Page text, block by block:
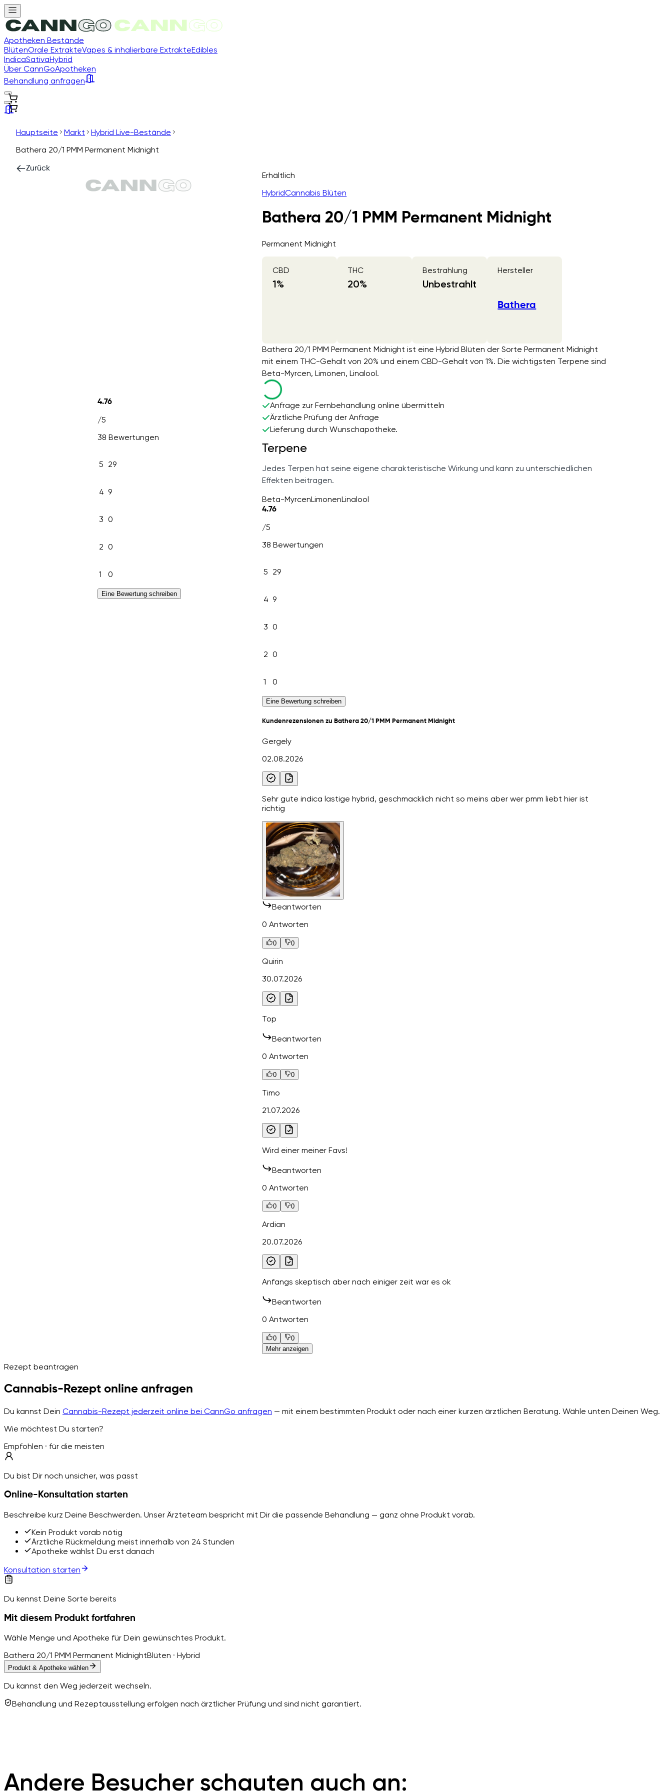
Apotheken Bestände
BlütenOrale ExtrakteVapes & inhalierbare ExtrakteEdibles
IndicaSativaHybrid
Über CannGoApotheken
Behandlung anfragen
Hauptseite Markt
Hybrid Live-Bestände
Bathera 20/1 PMM Permanent Midnight
Zurück
4.76
/5
38 Bewertungen
5 29
4 9
3 0
2 0
1 0
Eine Bewertung schreiben
Erhältlich
HybridCannabis Blüten
Bathera 20/1 PMM Permanent Midnight
Permanent Midnight
CBD
1%
THC
20%
Bestrahlung
Unbestrahlt
Hersteller
Bathera
Bathera 20/1 PMM Permanent Midnight ist eine Hybrid Blüten der Sorte Permanent Midnight
mit einem THC-Gehalt von 20% und einem CBD-Gehalt von 1%. Die wichtigsten Terpene sind
Beta-Myrcen, Limonen, Linalool.
Anfrage zur Fernbehandlung online übermitteln
Ärztliche Prüfung der Anfrage
Lieferung durch Wunschapotheke.
Terpene
Jedes Terpen hat seine eigene charakteristische Wirkung und kann zu unterschiedlichen
Effekten beitragen.
Beta-MyrcenLimonenLinalool
4.76
/5
38 Bewertungen
5 29
4 9
3 0
2 0
1 0
Eine Bewertung schreiben
Kundenrezensionen zu Bathera 20/1 PMM Permanent Midnight
Gergely
02.08.2026
Sehr gute indica lastige hybrid, geschmacklich nicht so meins aber wer pmm liebt hier ist
richtig
Beantworten
0 Antworten
0 0
Quirin
30.07.2026
Top
Beantworten
0 Antworten
0 0
Timo
21.07.2026
Wird einer meiner Favs!
Beantworten
0 Antworten
0 0
Ardian
20.07.2026
Anfangs skeptisch aber nach einiger zeit war es ok
Beantworten
0 Antworten
0
0
Mehr anzeigen
Rezept beantragen
Cannabis-Rezept online anfragen
Du kannst Dein Cannabis-Rezept jederzeit online bei CannGo anfragen — mit einem bestimmten Produkt oder nach einer kurzen ärztlichen Beratung. Wähle unten Deinen Weg.
Wie möchtest Du starten?
Empfohlen · für die meisten
Du bist Dir noch unsicher, was passt
Online-Konsultation starten
Beschreibe kurz Deine Beschwerden. Unser Ärzteteam bespricht mit Dir die passende Behandlung — ganz ohne Produkt vorab.
Kein Produkt vorab nötig
Ärztliche Rückmeldung meist innerhalb von 24 Stunden
Apotheke wählst Du erst danach
Konsultation starten
Du kennst Deine Sorte bereits
Mit diesem Produkt fortfahren
Wähle Menge und Apotheke für Dein gewünschtes Produkt.
Bathera 20/1 PMM Permanent MidnightBlüten · Hybrid
Produkt & Apotheke wählen
Du kannst den Weg jederzeit wechseln.
Behandlung und Rezeptausstellung erfolgen nach ärztlicher Prüfung und sind nicht garantiert.
Andere Besucher schauten auch an: